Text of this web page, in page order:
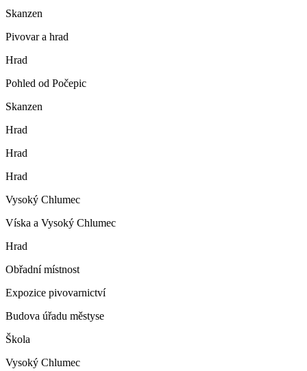
Skanzen
Pivovar a hrad
Hrad
Pohled od Počepic
Skanzen
Hrad
Hrad
Hrad
Vysoký Chlumec
Víska a Vysoký Chlumec
Hrad
Obřadní místnost
Expozice pivovarnictví
Budova úřadu městyse
Škola
Vysoký Chlumec